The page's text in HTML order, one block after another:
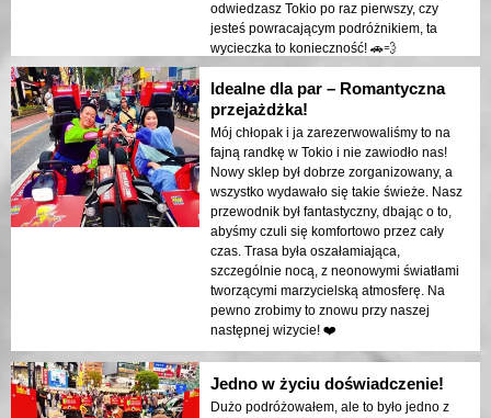
odwiedzasz Tokio po raz pierwszy, czy
jesteś powracającym podróżnikiem, ta
wycieczka to konieczność! 🚗💨
Idealne dla par – Romantyczna
przejażdżka!
Mój chłopak i ja zarezerwowaliśmy to na
fajną randkę w Tokio i nie zawiodło nas!
Nowy sklep był dobrze zorganizowany, a
wszystko wydawało się takie świeże. Nasz
przewodnik był fantastyczny, dbając o to,
abyśmy czuli się komfortowo przez cały
czas. Trasa była oszałamiająca,
szczególnie nocą, z neonowymi światłami
tworzącymi marzycielską atmosferę. Na
pewno zrobimy to znowu przy naszej
następnej wizycie! ❤️
Jedno w życiu doświadczenie!
Dużo podróżowałem, ale to było jedno z